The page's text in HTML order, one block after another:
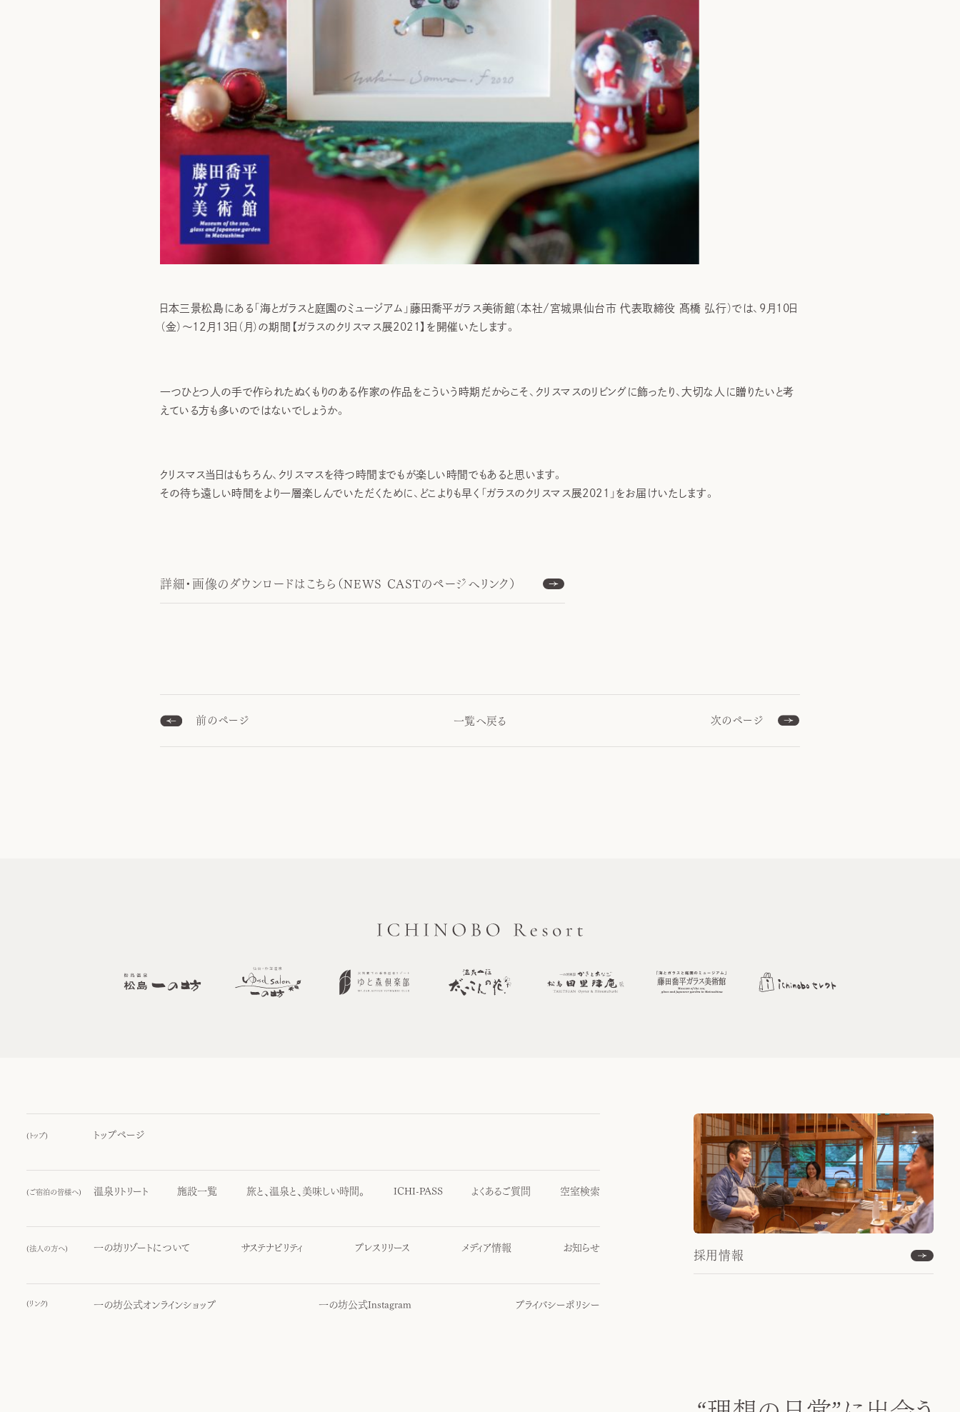
日本三景松島にある「海とガラスと庭園のミュージアム」藤田喬平ガラス美術館（本社/宮城県仙台市 代表取締役 髙橋 弘行）では、9月10日
（金）～12月13日（月）の期間【ガラスのクリスマス展2021】を開催いたします。
一つひとつ人の手で作られたぬくもりのある作家の作品をこういう時期だからこそ、クリスマスのリビングに飾ったり、大切な人に贈りたいと考
えている方も多いのではないでしょうか。
クリスマス当日はもちろん、クリスマスを待つ時間までもが楽しい時間でもあると思います。
その待ち遠しい時間をより一層楽しんでいただくために、どこよりも早く「ガラスのクリスマス展2021」をお届けいたします。
詳細・画像のダウンロードはこちら（NEWS CASTのページへリンク）
前のページ 一覧へ戻る 次のページ
(トップ) トップページ
(ご宿泊の皆様へ) 温泉リトリート 施設一覧 旅と、温泉と、美味しい時間。 ICHI-PASS よくあるご質問 空室検索
(法人の方へ) 一の坊リゾートについて サステナビリティ プレスリリース メディア情報 お知らせ
(リンク) 一の坊公式オンラインショップ 一の坊公式Instagram プライバシーポリシー
採用情報